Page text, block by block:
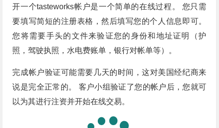
开一个tasteworks帐户是一个简单的在线过程。 您只需
要填写简短的注册表格，然后填写您的个​​人信息即可。
您将需要手头的文件来验证您的身份和地址证明（护
照，驾驶执照，水电费账单，银行对帐单等）。
完成帐户验证可能需要几天的时间，这对美国经纪商来
说是完全正常的。 客户小组验证了您的帐户后，您就可
以为其进行注资并开始在线交易。